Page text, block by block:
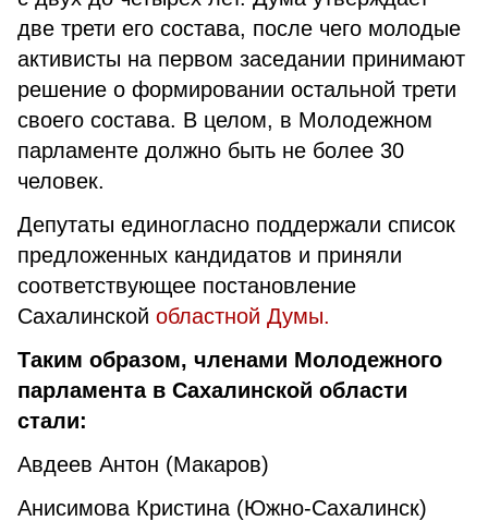
две трети его состава, после чего молодые
активисты на первом заседании принимают
решение о формировании остальной трети
своего состава. В целом, в Молодежном
парламенте должно быть не более 30
человек.
Депутаты единогласно поддержали список
предложенных кандидатов и приняли
соответствующее постановление
Сахалинской областной Думы.
Таким образом, членами Молодежного
парламента в Сахалинской области
стали:
Авдеев Антон (Макаров)
Анисимова Кристина (Южно-Сахалинск)